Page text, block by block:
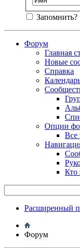
Запомнить?
Форум
Главная
Новые
Справка
Опции
Все
Кто
Расширенный
Форум